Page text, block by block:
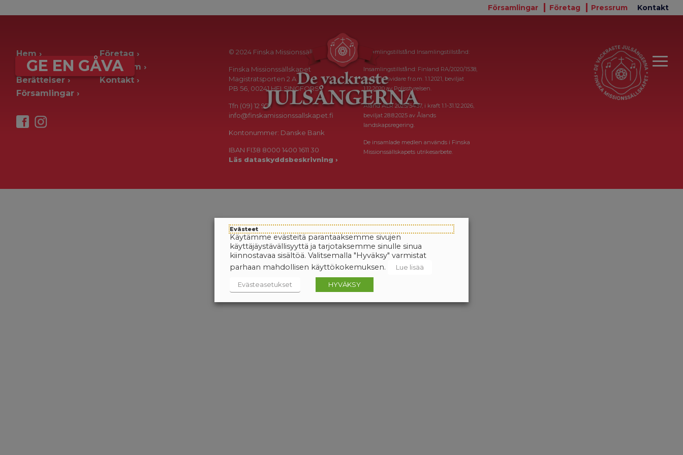
Församlingar Företag Pressrum Kontakt
GE EN GÅVA
Hem
Ge en gåva
Berättelser
Församlingar
Företag
Pressrum
Kontakt
© 2024 Finska Missionssällskapet
Finska Missionssällskapet
Magistratsporten 2 A
PB 56, 00241 HELSINGFORS
Tfn (09) 12 971
info@finskamissionssallskapet.fi
Kontonummer: Danske Bank
IBAN FI38 8000 1400 1611 30
Läs dataskyddsbeskrivning ›
Insamlingstillstånd Insamlingstillstånd:
Insamlingstillstånd: Finland RA/2020/1538,
i kraft tillsvidare fr.o.m. 1.1.2021, beviljat
1.12.2020 av Polisstyrelsen.
Åland ÅLR 2025/5437, i kraft 1.1-31.12.2026,
beviljat 28.8.2025 av Ålands
landskapsregering.
De insamlade medlen används i Finska
Missionssällskapets utrikesarbete.
Evästeet
Käytämme evästeitä parantaaksemme sivujen
käyttäjäystävällisyyttä ja tarjotaksemme sinulle sinua
kiinnostavaa sisältöä. Valitsemalla "Hyväksy" varmistat
parhaan mahdollisen käyttökokemuksen.
Lue lisää
Evästeasetukset HYVÄKSY